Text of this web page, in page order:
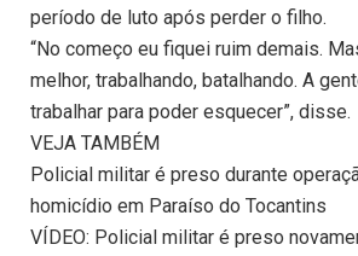
período de luto após perder o filho.
“No começo eu fiquei ruim demais.
melhor, trabalhando, batalhando. A
trabalhar para poder esquecer”, disse.
VEJA TAMBÉM
Policial militar é preso durante
homicídio em Paraíso do Tocantins
VÍDEO: Policial militar é preso